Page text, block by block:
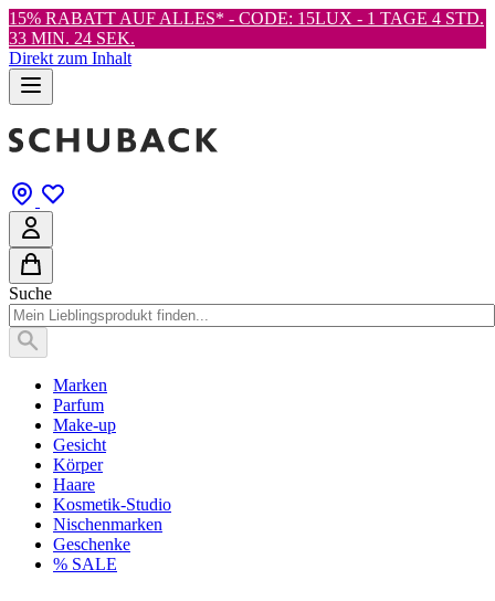
15% RABATT AUF ALLES* - CODE: 15LUX - 1 TAGE 4 STD.
33 MIN. 24 SEK.
Direkt zum Inhalt
Suche
Marken
Parfum
Make-up
Gesicht
Körper
Haare
Kosmetik-Studio
Nischenmarken
Geschenke
% SALE